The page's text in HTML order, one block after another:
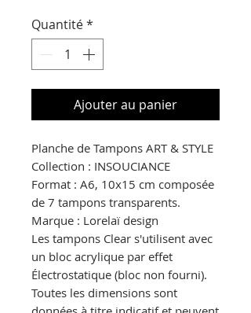
Quantité*
Ajouter au panier
Planche de Tampons ART & STYLE
Collection : INSOUCIANCE
Format : A6, 10x15 cm composée
de 7 tampons transparents.
Marque : Lorelaï design
Les tampons Clear s'utilisent avec
un bloc acrylique par effet
Électrostatique (bloc non fourni).
Toutes les dimensions sont